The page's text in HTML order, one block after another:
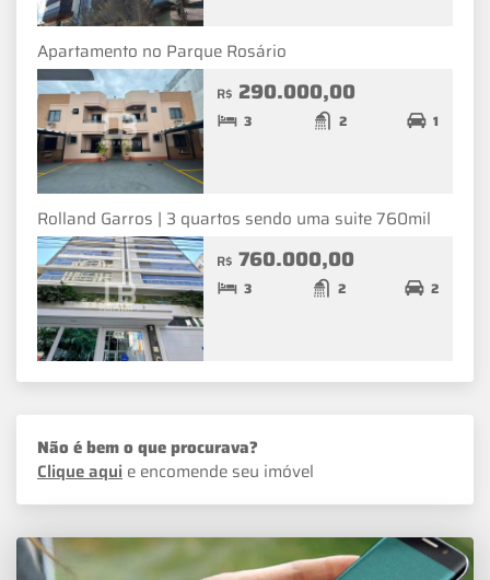
Apartamento no Parque Rosário
R$ 290.000,00
3 2 1
Rolland Garros | 3 quartos sendo uma suite 760mil
R$ 760.000,00
3 2 2
Não é bem o que procurava?
Clique aqui e encomende seu imóvel